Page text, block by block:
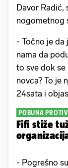
Davor Radić,
nogometnog
- Točno je da
nama da
to sve dok se
novca? To je
24sata i
POBUNA
Fifi stiže
- Pogrešno